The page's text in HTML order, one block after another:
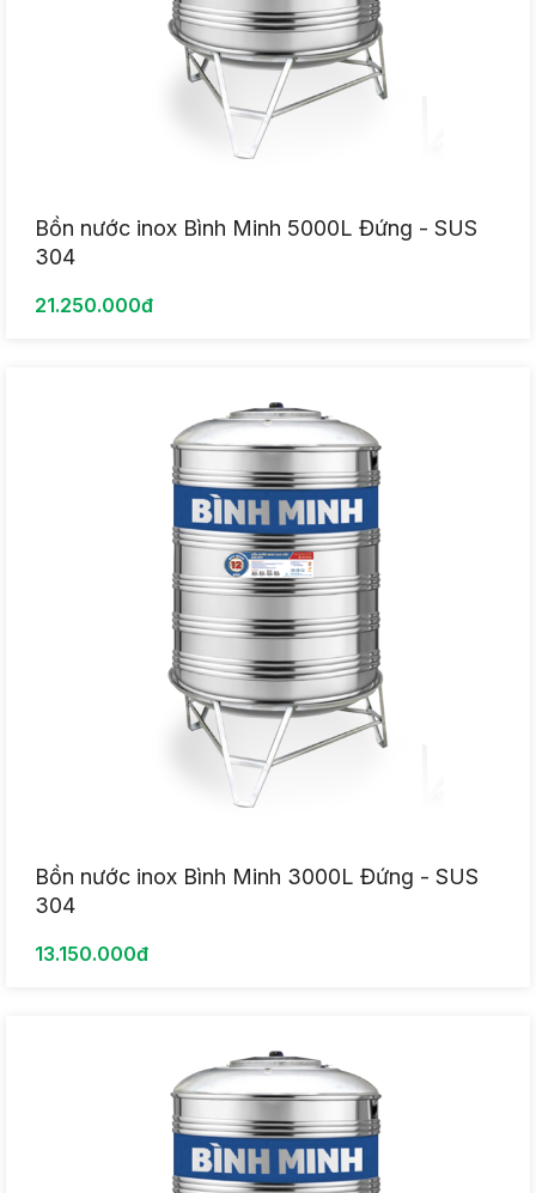
Bồn nước inox Bình Minh 5000L Đứng - SUS
304
21.250.000đ
Bồn nước inox Bình Minh 3000L Đứng - SUS
304
13.150.000đ